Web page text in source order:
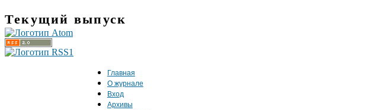
Текущий выпуск
Главная
О журнале
Вход
Архивы